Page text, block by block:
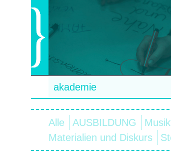
akademie
Alle AUSBILDUNG
Materialien und Diskurs